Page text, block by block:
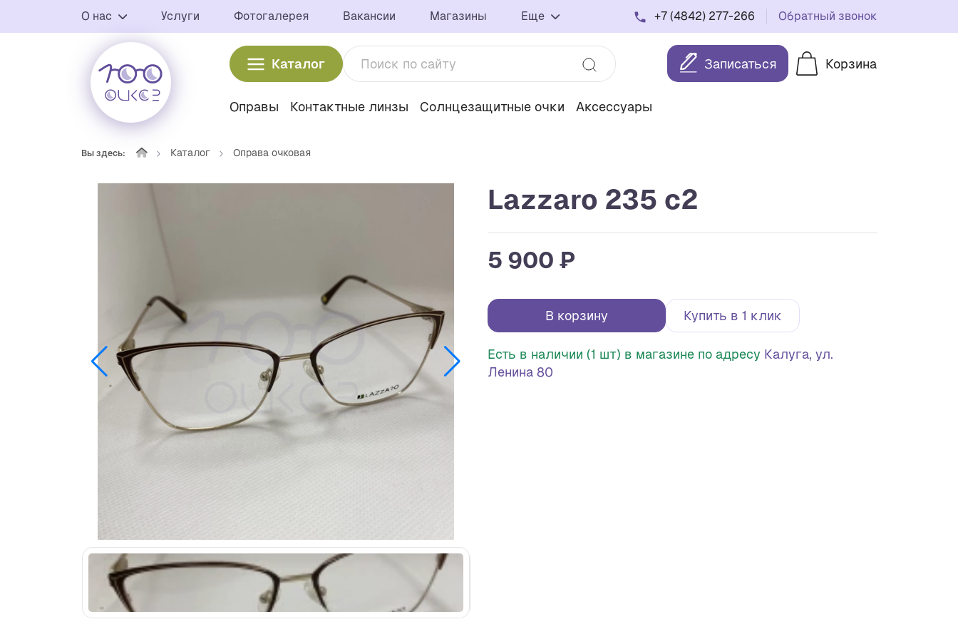
О нас Услуги Фотогалерея Вакансии Магазины Еще +7 (4842) 277-266 Обратный звонок
Каталог Записаться Корзина
Оправы Контактные линзы Солнцезащитные очки Аксессуары
Вы здесь: Каталог Оправа очковая
Lazzaro 235 с2
5 900 ₽
В корзину Купить в 1 клик
Есть в наличии (1 шт) в магазине по адресу Калуга, ул.
Ленина 80